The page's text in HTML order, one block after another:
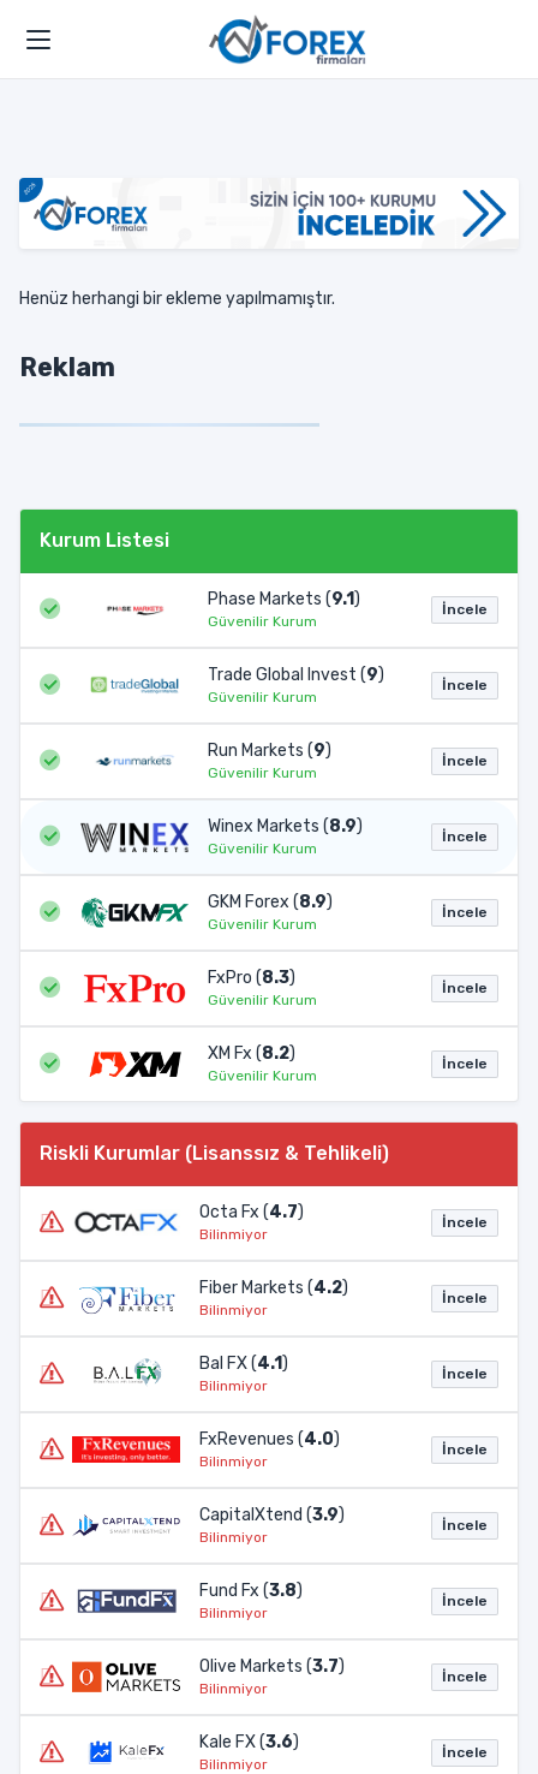
Henüz herhangi bir ekleme yapılmamıştır.
Reklam
Kurum Listesi
Phase Markets (9.1)
Güvenilir Kurum
İncele
Trade Global Invest (9)
Güvenilir Kurum
İncele
Run Markets (9)
Güvenilir Kurum
İncele
Winex Markets (8.9)
Güvenilir Kurum
İncele
GKM Forex (8.9)
Güvenilir Kurum
İncele
FxPro (8.3)
Güvenilir Kurum
İncele
XM Fx (8.2)
Güvenilir Kurum
İncele
Riskli Kurumlar (Lisanssız & Tehlikeli)
Octa Fx (4.7)
Bilinmiyor
İncele
Fiber Markets (4.2)
Bilinmiyor
İncele
Bal FX (4.1)
Bilinmiyor
İncele
FxRevenues (4.0)
Bilinmiyor
İncele
CapitalXtend (3.9)
Bilinmiyor
İncele
Fund Fx (3.8)
Bilinmiyor
İncele
Olive Markets (3.7)
Bilinmiyor
İncele
Kale FX (3.6)
Bilinmiyor
İncele